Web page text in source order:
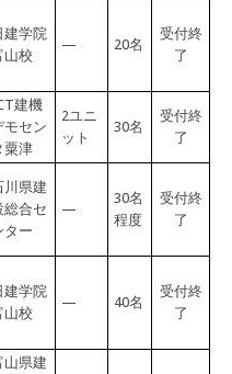
建学院
山校
— 20名
受付終
了
建機
モセン
粟津
2ユニ
ット
30名
受付終
了
川県建
総合セ
ター
—
30名
程度
受付終
了
建学院
山校
— 40名
受付終
了
山県建